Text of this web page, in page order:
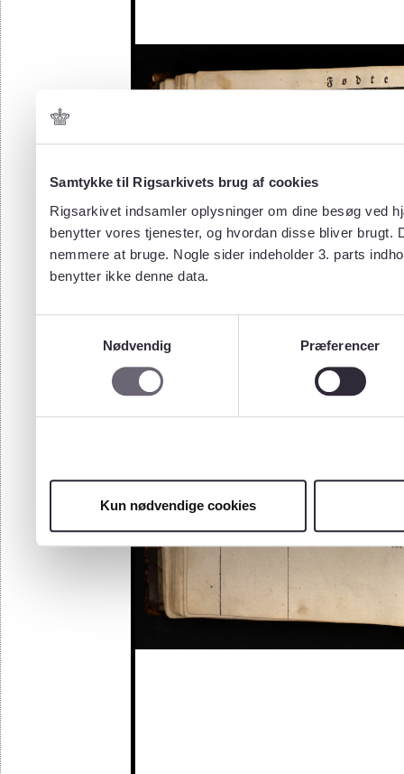
Samtykke til Rigsarkivets brug af cookies
Rigsarkivet indsamler oplysninger om dine besøg ved
benytter vores tjenester, og hvordan disse bliver
nemmere at bruge. Nogle sider indeholder 3. parts
benytter ikke denne data.
Nødvendig
Præferencer
Kun nødvendige cookies